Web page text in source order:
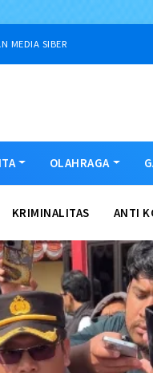
MEDIA SIBER
OLAHRAGA
KRIMINALITAS ANTI